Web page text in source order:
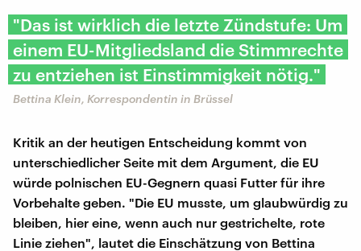
"Das ist wirklich die letzte Zündstufe: Um
einem EU-Mitgliedsland die Stimmrechte
zu entziehen ist Einstimmigkeit nötig."
Bettina Klein, Korrespondentin in Brüssel
Kritik an der heutigen Entscheidung kommt von
unterschiedlicher Seite mit dem Argument, die EU
würde polnischen EU-Gegnern quasi Futter für ihre
Vorbehalte geben. "Die EU musste, um glaubwürdig zu
bleiben, hier eine, wenn auch nur gestrichelte, rote
Linie ziehen", lautet die Einschätzung von Bettina